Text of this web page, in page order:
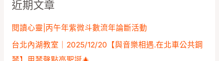
字
:
近期文章
閱讀心靈|丙午年紫微斗數流年論斷活動
台北內湖教室｜2025/12/20【與音樂相遇.在北車公共鋼